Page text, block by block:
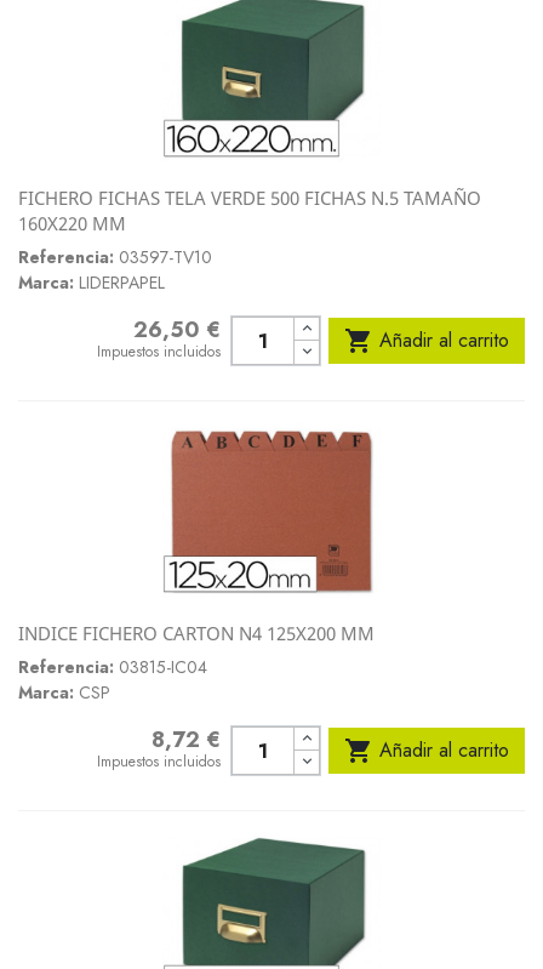
FICHERO FICHAS TELA VERDE 500 FICHAS N.5 TAMAÑO
160X220 MM
Referencia: 03597-TV10
Marca: LIDERPAPEL
Precio26,50 €
Impuestos incluidos  Añadir al carrito
INDICE FICHERO CARTON N4 125X200 MM
Referencia: 03815-IC04
Marca: CSP
8,72 €
Impuestos incluidos  Añadir al carrito